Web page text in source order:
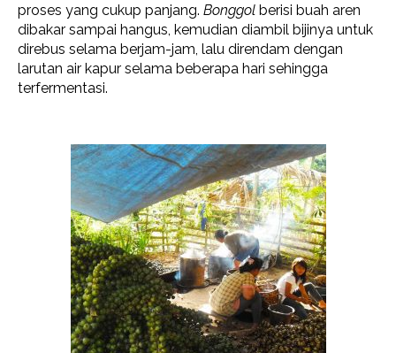
proses yang cukup panjang. Bonggol berisi buah aren
dibakar sampai hangus, kemudian diambil bijinya untuk
direbus selama berjam-jam, lalu direndam dengan
larutan air kapur selama beberapa hari sehingga
terfermentasi.